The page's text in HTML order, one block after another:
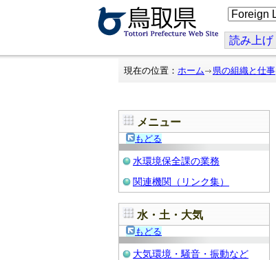
こ
の
ジ
を
翻
読み上げ
現在の位置： ホーム 県の組織と仕事
メニュー
もどる
水環境保全課の業務
関連機関（リンク集）
水・土・大気
もどる
大気環境・騒音・振動など